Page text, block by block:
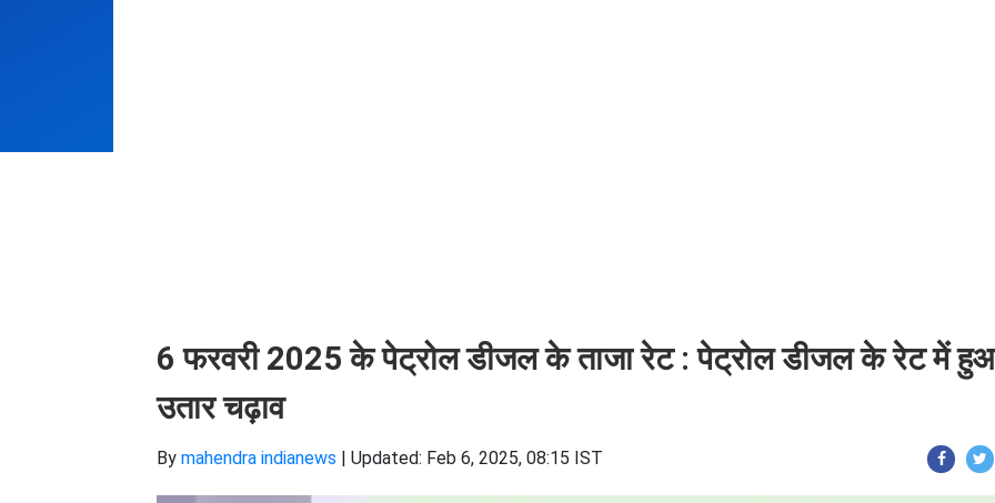
6 फरवरी 2025 के पेट्रोल डीजल के ताजा रेट : पेट्रोल डीजल के रेट में
उतार चढ़ाव
By mahendra indianews | Updated: Feb 6, 2025, 08:15 IST